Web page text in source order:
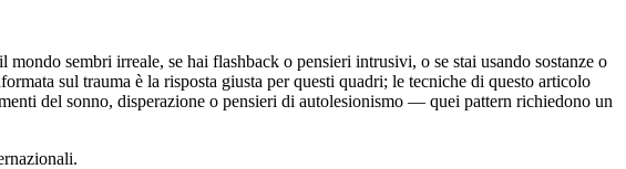
sembri irreale, se hai flashback o pensieri intrusivi, o se stai usando sostanze o
sul trauma è la risposta giusta per questi quadri; le tecniche di questo articolo
del sonno, disperazione o pensieri di autolesionismo — quei pattern richiedono un